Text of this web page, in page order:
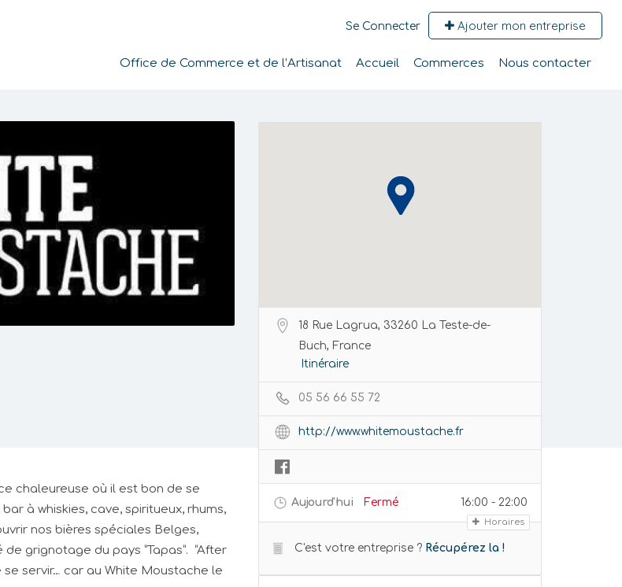
Se Connecter Ajouter mon entreprise
Office de Commerce et de l’Artisanat Accueil Commerces Nous contacter
chaleureuse où il est bon de se
à whiskies, cave, spiritueux, rhums,
nos bières spéciales Belges,
grignotage du pays ”Tapas”. “After
servir… car au White Moustache le
18 Rue Lagrua, 33260 La Teste-de-
Buch, France
Itinéraire
05 56 66 55 72
http://www.whitemoustache.fr
Aujourd'hui Fermé 16:00 - 22:00
Horaires
C'est votre entreprise ? Récupérez la !